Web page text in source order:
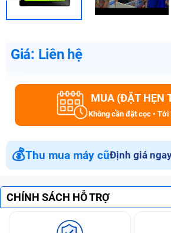
Giá: Liên hệ
MUA (ĐẶT HẸN
Không cần đặt cọc • Tới
💰Thu mua máy cũĐịnh giá
CHÍNH SÁCH HỖ TRỢ